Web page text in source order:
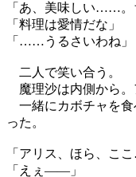
「あ、美味しい……。
「料理は愛情だな」
「……うるさいわね」
二人で笑い合う。
魔理沙は内側から。
一緒にカボチャを食
った。
「アリス、ほら、
「えぇ——」